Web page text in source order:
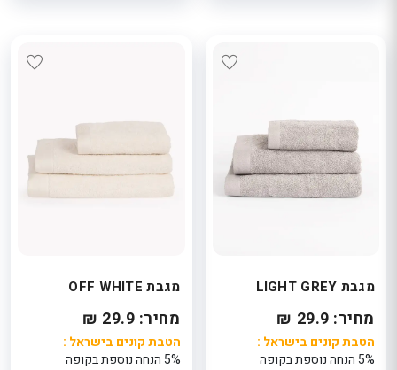
מגבת LIGHT GREY
מחיר: 29.9 ₪
הטבת קונים בישראל :
5% הנחה נוספת בקופה
מגבת OFF WHITE
מחיר: 29.9 ₪
הטבת קונים בישראל :
5% הנחה נוספת בקופה